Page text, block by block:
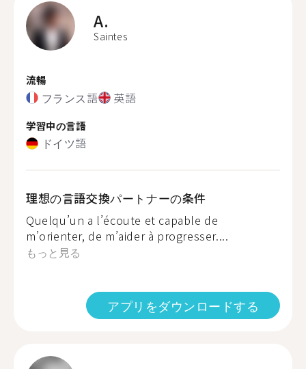
A.
Saintes
流暢
フランス語 英語
学習中の言語
ドイツ語
理想の言語交換パートナーの条件
Quelqu’un a l’écoute et capable de
m’orienter, de m’aider à progresser....
もっと見る
アプリをダウンロードする